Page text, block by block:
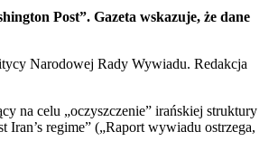
Post”. Gazeta wskazuje, że dane
Narodowej Rady Wywiadu. Redakcja
na celu „oczyszczenie” irańskiej struktury
regime” („Raport wywiadu ostrzega,